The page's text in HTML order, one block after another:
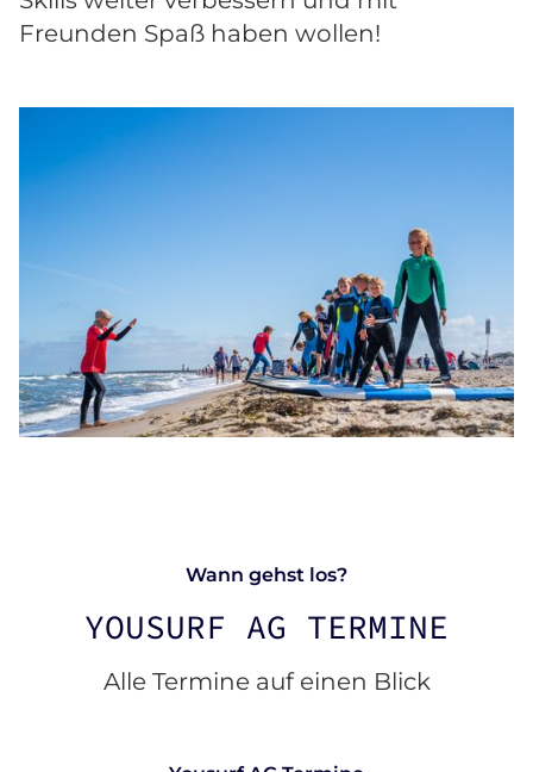
Freunden Spaß haben wollen!
Wann gehst los?
YOUSURF AG TERMINE
Alle Termine auf einen Blick